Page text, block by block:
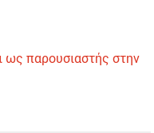
ως παρουσιαστής στην